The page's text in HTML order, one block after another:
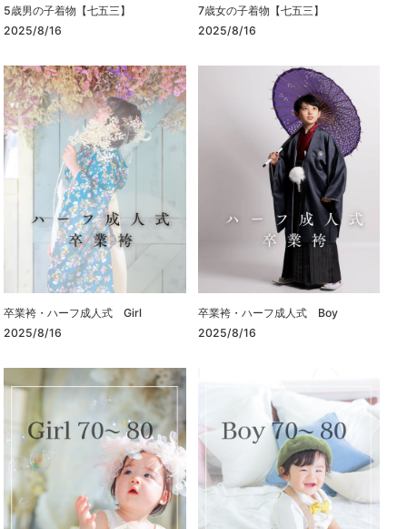
5歳男の子着物【七五三】
2025/8/16
7歳女の子着物【七五三】
2025/8/16
卒業袴・ハーフ成人式 Girl
2025/8/16
卒業袴・ハーフ成人式 Boy
2025/8/16